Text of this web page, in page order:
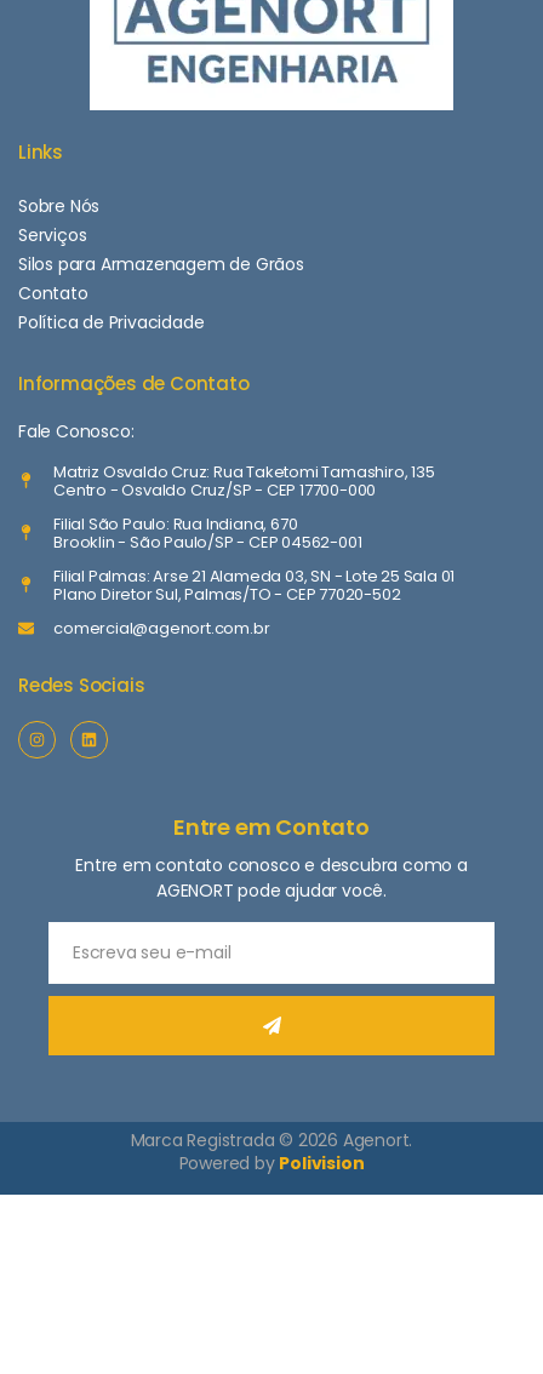
Links
Sobre Nós
Serviços
Silos para Armazenagem de Grãos
Contato
Política de Privacidade
Informações de Contato
Fale Conosco:
Matriz Osvaldo Cruz: Rua Taketomi Tamashiro, 135
Centro - Osvaldo Cruz/SP - CEP 17700-000
Filial São Paulo: Rua Indiana, 670
Brooklin - São Paulo/SP - CEP 04562-001
Filial Palmas: Arse 21 Alameda 03, SN - Lote 25 Sala 01
Plano Diretor Sul, Palmas/TO - CEP 77020-502
comercial@agenort.com.br
Redes Sociais
Entre em Contato
Entre em contato conosco e descubra como a
AGENORT pode ajudar você.
Marca Registrada © 2026 Agenort.
Powered by Polivision